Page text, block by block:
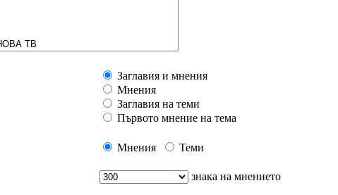
Заглавия и мнения
Мнения
Заглавия на теми
Първото мнение на тема
Мнения Теми
знака на мнението